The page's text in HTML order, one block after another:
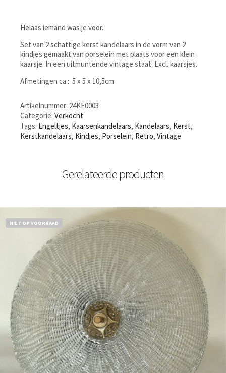
Helaas iemand was je voor.
Set van 2 schattige kerst kandelaars in de vorm van 2
kindjes gemaakt van porselein met plaats voor een klein
kaarsje. In een uitmuntende vintage staat. Excl. kaarsjes.
Afmetingen ca.: 5 x 5 x 10,5cm
Artikelnummer: 24KE0003
Categorie: Verkocht
Tags: Engeltjes, Kaarsenkandelaars, Kandelaars, Kerst,
Kerstkandelaars, Kindjes, Porselein, Retro, Vintage
Gerelateerde producten
NIET OP VOORRAAD